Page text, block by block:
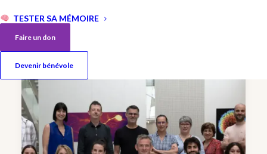
TESTER SA MÉMOIRE
Faire un don
Devenir bénévole
Bénédicte Manoury, INSERM, Paris